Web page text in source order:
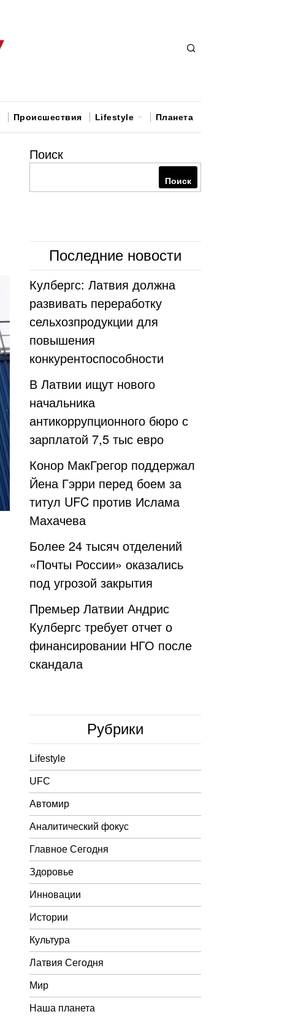
Происшествия Lifestyle Планета
Поиск
Поиск
Последние новости
Кулбергс: Латвия должна
развивать переработку
сельхозпродукции для
повышения
конкурентоспособности
В Латвии ищут нового
начальника
антикоррупционного бюро с
зарплатой 7,5 тыс евро
Конор МакГрегор поддержал
Йена Гэрри перед боем за
титул UFC против Ислама
Махачева
Более 24 тысяч отделений
«Почты России» оказались
под угрозой закрытия
Премьер Латвии Андрис
Кулбергс требует отчет о
финансировании НГО после
скандала
Рубрики
Lifestyle
UFC
Автомир
Аналитический фокус
Главное Сегодня
Здоровье
Инновации
Истории
Культура
Латвия Сегодня
Мир
Наша планета